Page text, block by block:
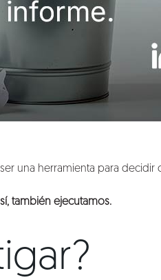
una herramienta para decidir
sí, también ejecutamos.